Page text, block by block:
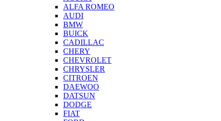
ALFA ROMEO
AUDI
BMW
BUICK
CADILLAC
CHERY
CHEVROLET
CHRYSLER
CITROEN
DAEWOO
DATSUN
DODGE
FIAT